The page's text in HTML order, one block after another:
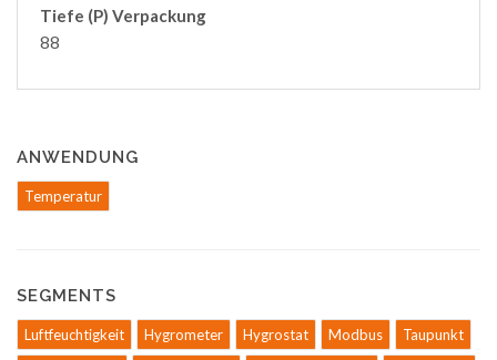
Tiefe (P) Verpackung
88
ANWENDUNG
Temperatur
SEGMENTS
Luftfeuchtigkeit Hygrometer Hygrostat Modbus
Taupunkt